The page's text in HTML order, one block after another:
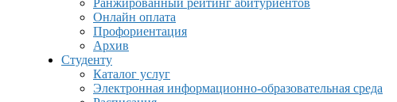
Ранжированный рейтинг абитуриентов
Онлайн оплата
Профориентация
Архив
Студенту
Каталог услуг
Электронная информационно-образовательная среда